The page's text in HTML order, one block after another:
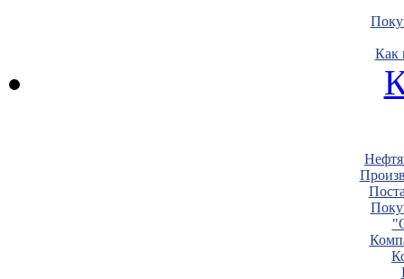
Как